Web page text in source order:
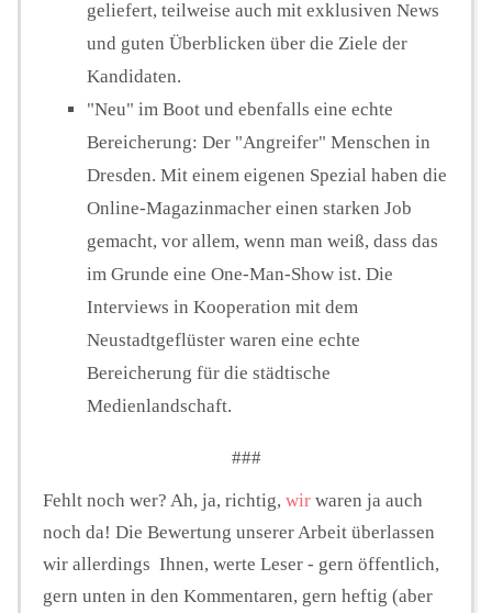
geliefert, teilweise auch mit exklusiven News
und guten Überblicken über die Ziele der
Kandidaten.
"Neu" im Boot und ebenfalls eine echte
Bereicherung: Der "Angreifer" Menschen in
Dresden. Mit einem eigenen Spezial haben die
Online-Magazinmacher einen starken Job
gemacht, vor allem, wenn man weiß, dass das
im Grunde eine One-Man-Show ist. Die
Interviews in Kooperation mit dem
Neustadtgeflüster waren eine echte
Bereicherung für die städtische
Medienlandschaft.
###
Fehlt noch wer? Ah, ja, richtig, wir waren ja auch
noch da! Die Bewertung unserer Arbeit überlassen
wir allerdings Ihnen, werte Leser - gern öffentlich,
gern unten in den Kommentaren, gern heftig (aber